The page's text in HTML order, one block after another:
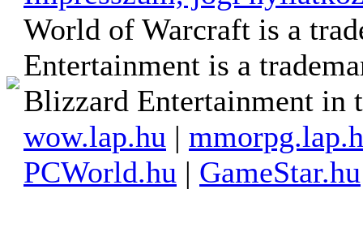
World of Warcraft is a
Entertainment is a
Blizzard Entertainment in
wow.lap.hu |
PCWorld.hu | GameStar.hu